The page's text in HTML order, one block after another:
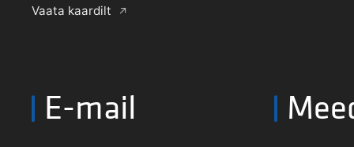
Vaata kaardilt
E-mail